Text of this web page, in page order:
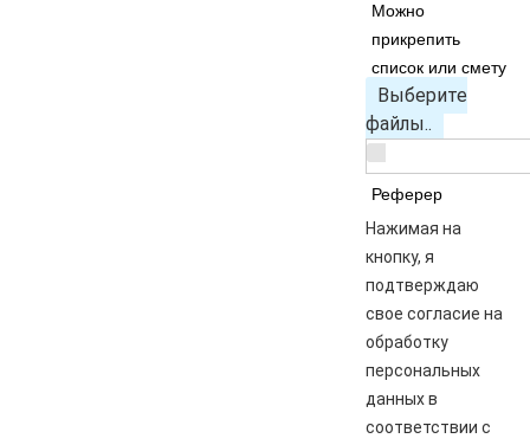
Можно
прикрепить
список или смету
Выберите
файлы..
Реферер
Нажимая на
кнопку, я
подтверждаю
свое согласие на
обработку
персональных
данных в
соответствии с